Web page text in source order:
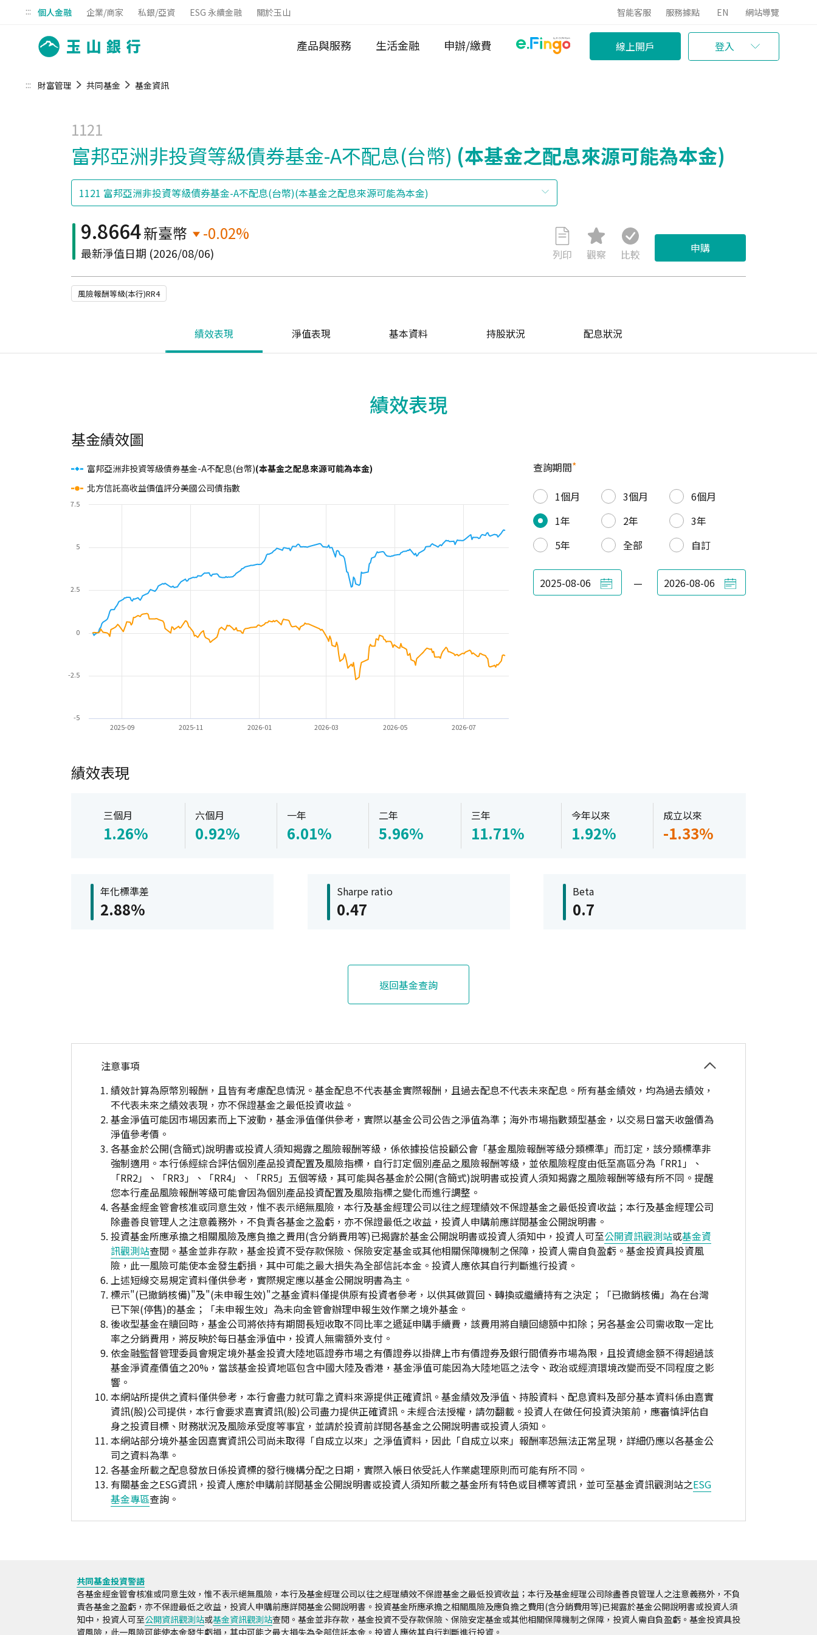
::: 個人金融 企業/商家 私銀/亞資 ESG 永續金融 關於玉山 智能客服 服務據點 EN 網站導覽
產品與服務 生活金融 申辦/繳費 線上開戶 登入
財富管理 共同基金 基金資訊
:::
1121
富邦亞洲非投資等級債券基金-A不配息(台幣) (本基金之配息來源可能為本金)
9.8664新臺幣 -0.02%
最新淨值日期 (2026/08/06) 列印 觀察 比較 申購
風險報酬等級(本行)RR4
績效表現 淨值表現 基本資料 持股狀況 配息狀況
績效表現
基金績效圖
富邦亞洲非投資等級債券基金-A不配息(台幣)(本基金之配息來源可能為本金)
北方信託高收益價值評分美國公司債指數
2025-09 2025-11 2026-01 2026-03 2026-05 2026-07
-5
-2.5
0
2.5
5
7.5
查詢期間*
1個月 3個月
6個月
1年
2年
3年
5年
全部 自訂
—
績效表現
三個月
1.26%
六個月
0.92%
一年
6.01%
二年
5.96%
三年
11.71%
今年以來
1.92%
成立以來
-1.33%
年化標準差
2.88%
Sharpe ratio
0.47
Beta
0.7
返回基金查詢
注意事項
績效計算為原幣別報酬，且皆有考慮配息情況。基金配息不代表基金實際報酬，且過去配息不代表未來配息。所有基金績效，均為過去績效，
不代表未來之績效表現，亦不保證基金之最低投資收益。
基金淨值可能因市場因素而上下波動，基金淨值僅供參考，實際以基金公司公告之淨值為準；海外市場指數類型基金，以交易日當天收盤價為
淨值參考價。
各基金於公開(含簡式)說明書或投資人須知揭露之風險報酬等級，係依據投信投顧公會「基金風險報酬等級分類標準」而訂定，該分類標準非
強制適用。本行係經綜合評估個別產品投資配置及風險指標，自行訂定個別產品之風險報酬等級，並依風險程度由低至高區分為「RR1」、
「RR2」、「RR3」、「RR4」、「RR5」五個等級，其可能與各基金於公開(含簡式)說明書或投資人須知揭露之風險報酬等級有所不同。提醒
您本行產品風險報酬等級可能會因為個別產品投資配置及風險指標之變化而進行調整。
各基金經金管會核准或同意生效，惟不表示絕無風險，本行及基金經理公司以往之經理績效不保證基金之最低投資收益；本行及基金經理公司
除盡善良管理人之注意義務外，不負責各基金之盈虧，亦不保證最低之收益，投資人申購前應詳閱基金公開說明書。
投資基金所應承擔之相關風險及應負擔之費用(含分銷費用等)已揭露於基金公開說明書或投資人須知中，投資人可至公開資訊觀測站或基金資
訊觀測站查閱。基金並非存款，基金投資不受存款保險、保險安定基金或其他相關保障機制之保障，投資人需自負盈虧。基金投資具投資風
險，此一風險可能使本金發生虧損，其中可能之最大損失為全部信託本金。投資人應依其自行判斷進行投資。
上述短線交易規定資料僅供參考，實際規定應以基金公開說明書為主。
標示"(已撤銷核備)"及"(未申報生效)"之基金資料僅提供原有投資者參考，以供其做買回、轉換或繼續持有之決定；「已撤銷核備」為在台灣
已下架(停售)的基金；「未申報生效」為未向金管會辦理申報生效作業之境外基金。
後收型基金在贖回時，基金公司將依持有期間長短收取不同比率之遞延申購手續費，該費用將自贖回總額中扣除；另各基金公司需收取一定比
率之分銷費用，將反映於每日基金淨值中，投資人無需額外支付。
依金融監督管理委員會規定境外基金投資大陸地區證券市場之有價證券以掛牌上市有價證券及銀行間債券市場為限，且投資總金額不得超過該
基金淨資產價值之20%，當該基金投資地區包含中國大陸及香港，基金淨值可能因為大陸地區之法令、政治或經濟環境改變而受不同程度之影
響。
本網站所提供之資料僅供參考，本行會盡力就可靠之資料來源提供正確資訊。基金績效及淨值、持股資料、配息資料及部分基本資料係由嘉實
資訊(股)公司提供，本行會要求嘉實資訊(股)公司盡力提供正確資訊。未經合法授權，請勿翻載。投資人在做任何投資決策前，應審慎評估自
身之投資目標、財務狀況及風險承受度等事宜，並請於投資前詳閱各基金之公開說明書或投資人須知。
本網站部分境外基金因嘉實資訊公司尚未取得「自成立以來」之淨值資料，因此「自成立以來」報酬率恐無法正常呈現，詳細仍應以各基金公
司之資料為準。
各基金所載之配息發放日係投資標的發行機構分配之日期，實際入帳日依受託人作業處理原則而可能有所不同。
有關基金之ESG資訊，投資人應於申購前詳閱基金公開說明書或投資人須知所載之基金所有特色或目標等資訊，並可至基金資訊觀測站之ESG
基金專區查詢。
共同基金投資警語
各基金經金管會核准或同意生效，惟不表示絕無風險，本行及基金經理公司以往之經理績效不保證基金之最低投資收益；本行及基金經理公司除盡善良管理人之注意義務外，不負
責各基金之盈虧，亦不保證最低之收益，投資人申購前應詳閱基金公開說明書。投資基金所應承擔之相關風險及應負擔之費用(含分銷費用等)已揭露於基金公開說明書或投資人須
知中，投資人可至公開資訊觀測站或基金資訊觀測站查閱。基金並非存款，基金投資不受存款保險、保險安定基金或其他相關保障機制之保障，投資人需自負盈虧。基金投資具投
資風險，此一風險可能使本金發生虧損，其中可能之最大損失為全部信託本金。投資人應依其自行判斷進行投資。